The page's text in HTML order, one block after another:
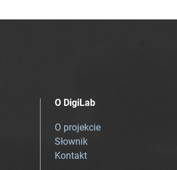
O DigiLab
O projekcie
Słownik
Kontakt